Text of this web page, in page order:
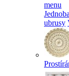
menu
ubrusy